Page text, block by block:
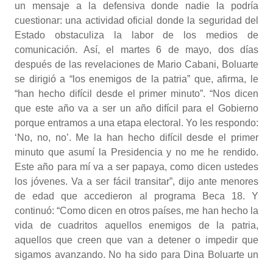
un mensaje a la defensiva donde nadie la podría
cuestionar: una actividad oficial donde la seguridad del
Estado obstaculiza la labor de los medios de
comunicación. Así, el martes 6 de mayo, dos días
después de las revelaciones de Mario Cabani, Boluarte
se dirigió a “los enemigos de la patria” que, afirma, le
“han hecho difícil desde el primer minuto”. “Nos dicen
que este año va a ser un año difícil para el Gobierno
porque entramos a una etapa electoral. Yo les respondo:
‘No, no, no’. Me la han hecho difícil desde el primer
minuto que asumí la Presidencia y no me he rendido.
Este año para mí va a ser papaya, como dicen ustedes
los jóvenes. Va a ser fácil transitar”, dijo ante menores
de edad que accedieron al programa Beca 18. Y
continuó: “Como dicen en otros países, me han hecho la
vida de cuadritos aquellos enemigos de la patria,
aquellos que creen que van a detener o impedir que
sigamos avanzando. No ha sido para Dina Boluarte un